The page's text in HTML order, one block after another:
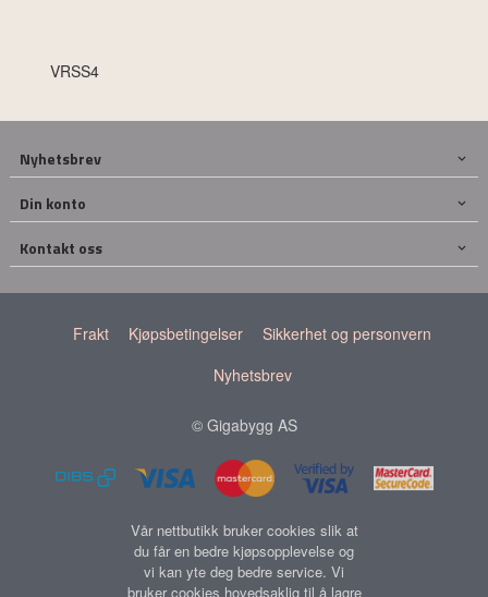
VRSS4
Nyhetsbrev
Din konto
Kontakt oss
Frakt Kjøpsbetingelser
Sikkerhet og personvern
Nyhetsbrev
© Gigabygg AS
Vår nettbutikk bruker cookies slik at
du får en bedre kjøpsopplevelse og
vi kan yte deg bedre service. Vi
bruker cookies hovedsaklig til å lagre